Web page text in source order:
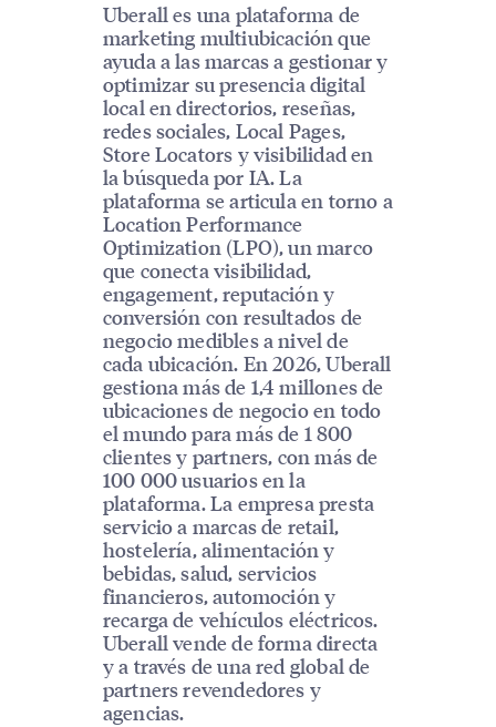
Uberall es una plataforma de
marketing multiubicación que
ayuda a las marcas a gestionar y
optimizar su presencia digital
local en directorios, reseñas,
redes sociales, Local Pages,
Store Locators y visibilidad en
la búsqueda por IA. La
plataforma se articula en torno a
Location Performance
Optimization (LPO), un marco
que conecta visibilidad,
engagement, reputación y
conversión con resultados de
negocio medibles a nivel de
cada ubicación. En 2026, Uberall
gestiona más de 1,4 millones de
ubicaciones de negocio en todo
el mundo para más de 1 800
clientes y partners, con más de
100 000 usuarios en la
plataforma. La empresa presta
servicio a marcas de retail,
hostelería, alimentación y
bebidas, salud, servicios
financieros, automoción y
recarga de vehículos eléctricos.
Uberall vende de forma directa
y a través de una red global de
partners revendedores y
agencias.